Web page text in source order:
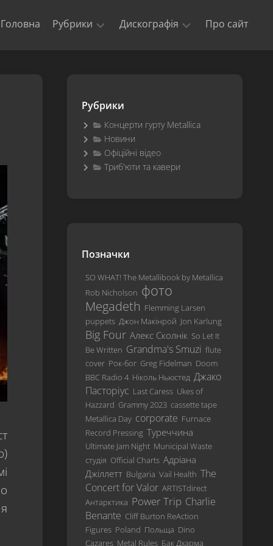
Головна Рубрики
кавери
Офіційні
відео
Концерти
гурту
Дискографія
The
Lightning
Master
of
Re-
Revisited
…
And
Justice
For
All
Metallica
Load
ReLoad
Garage
Inc.
S&M
St.
Anger
Death
Magnetic
Про сайт
Рубрики
Концерти гурту Metallica
Новини
Офіційні відео
Триб'юти та кавери
Позначки
SO WHAT! The Metallibook by Metallica
Rob Nicholson фото
Megadeth Flemming Larsen
puppets Джон Макінрой Jon Karlung
Big Four Алекс Сколнік So Let It
Be Written Grandma's Smuzi flute
cover Рок-бог Greg Fidelman Doom
BBC Radio 4 Ніколь Ньюстед Джако
Пасторіус Last Caress Ukes of
Hazzard Grammy 2023 cassette tape
Metallica Day corporate Furnace
Record Pressing Туреччина
Ultimate Jam Night Municipal Waste
студія Official Charts Адріана
Джіллетт Bulgaria Vail Health The
Concert for Valor ARTISTdirect
Антарктика Power Trip Charlie
Benante Cliff Burton ReAction
Figures Poland Польща Dino
Cazares Metal Rules Бак Дхарма